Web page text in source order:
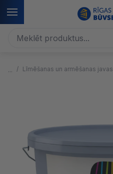
Līmēšanas un armēšanas javas